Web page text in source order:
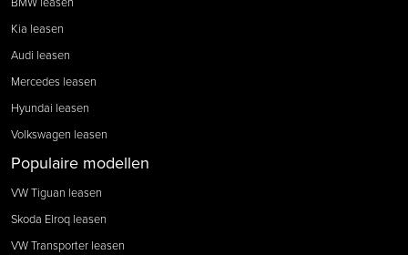
Kia leasen
Audi leasen
Mercedes leasen
Hyundai leasen
Volkswagen leasen
Populaire modellen
VW Tiguan leasen
Skoda Elroq leasen
VW Transporter leasen